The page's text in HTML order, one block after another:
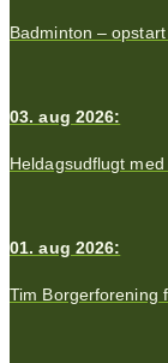
Badminton –
03. aug 2026:
Heldagsudflugt
01. aug 2026:
Tim Borgerforening